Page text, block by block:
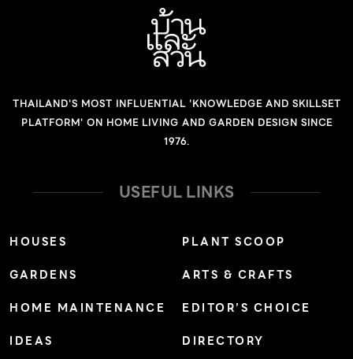
เอง มีหลายขนาดให้เลือกทั้งทราย กรวด หิน ขนาดเล็กหรือ
ใหญ่ และมีให้เลือกมากถึง 60 เฉดสีด้วยกัน การติดตั้ง : ผสม
น้ำยากับทราย กรวดหรือหิน แล้วเทหรือฉาบพื้นได้ทันที ราคา :
สำหรับทำทรายล้าง DIY by Lucerna พื้นทรายล้างที่ใครๆก็
สามารถทำได้ด้วยตนเอง เพราะ Lucerna คือน้ำยาทำทราย
ทั่วไป ผสมให้เข้ากัน สามารถนำไปฉาบพื้นได้ทันที ตอบโจทย์
THAILAND'S MOST INFLUENTIAL 'KNOWLEDGE AND SKILLSET
PLATFORM' ON HOME LIVING AND GARDEN DESIGN SINCE
1976.
USEFUL LINKS
HOUSES
GARDENS
HOME MAINTENANCE
IDEAS
PLANT SCOOP
ARTS & CRAFTS
EDITOR’S CHOICE
DIRECTORY